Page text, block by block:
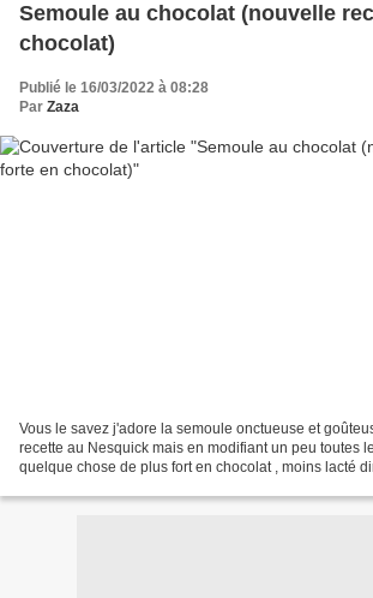
Semoule au chocolat (nouvelle
chocolat)
Publié le 16/03/2022 à 08:28
Par Zaza
Vous le savez j'adore la semoule onctueuse et
recette au Nesquick mais en modifiant un peu toutes
quelque chose de plus fort en chocolat , moins lacté